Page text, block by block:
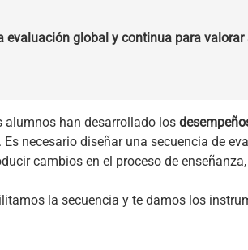
evaluación global y continua para
alumnos han desarrollado los
. Es necesario diseñar una secuencia de
cambios en el proceso de
la secuencia y te damos los